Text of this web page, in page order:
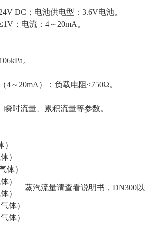
DC ；电池供电型： 3.6V电池。
；电流： 4～ 20mA。
。
（4～ 20mA） ：负载电阻≤750Ω。
时流量、累积流量等参数。
蒸汽流量请查看说明书，DN300
）
体）
）
）
体）
体）